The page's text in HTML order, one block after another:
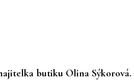
butiku Olina Sýkorová.